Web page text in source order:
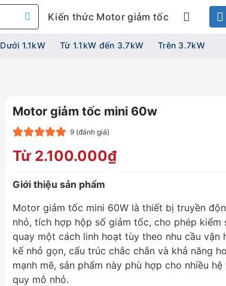
Kiến thức Motor giảm tốc
Dưới 1.1kW Từ 1.1kW đến 3.7kW Trên 3.7kW
Motor giảm tốc mini 60w
dựa trên đánh
9(đánh giá)
Từ 2.100.000₫
Giới thiệu sản phẩm
Motor giảm tốc mini 60W là thiết bị truyền
nhỏ, tích hợp hộp số giảm tốc, cho phép kiểm
quay một cách linh hoạt tùy theo nhu cầu vận
kế nhỏ gọn, cấu trúc chắc chắn và khả năng
mạnh mẽ, sản phẩm này phù hợp cho nhiều
quy mô nhỏ.